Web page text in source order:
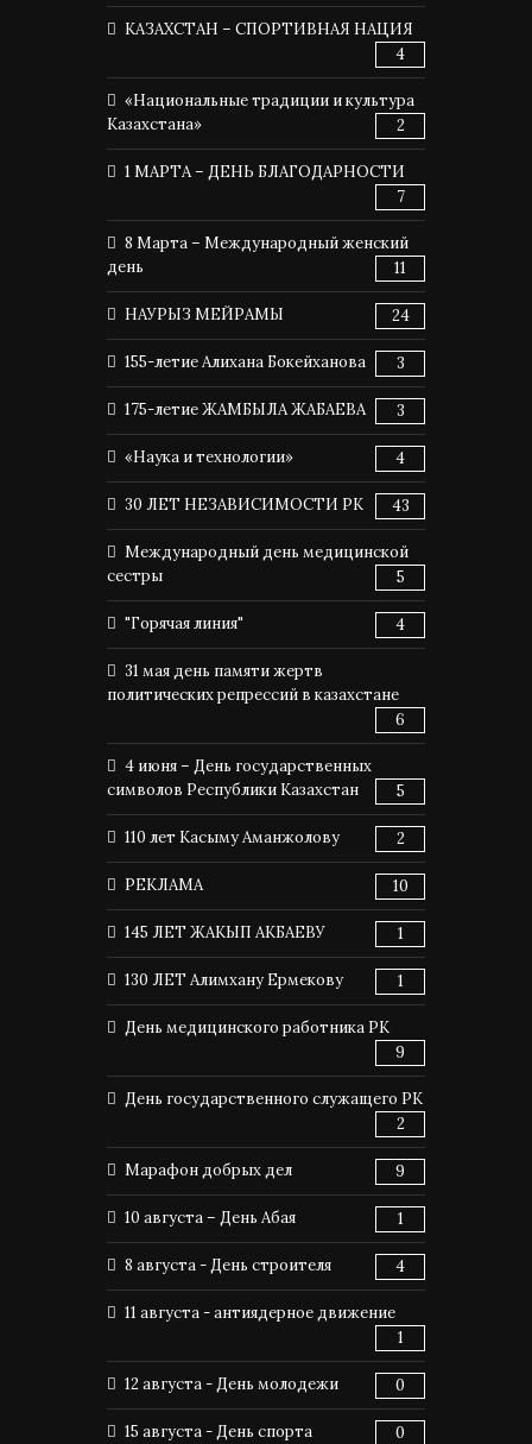
КАЗАХСТАН – СПОРТИВНАЯ НАЦИЯ
4
«Национальные традиции и культура
Казахстана»
2
1 МАРТА – ДЕНЬ БЛАГОДАРНОСТИ
7
8 Марта – Международный женский
день
11
НАУРЫЗ МЕЙРАМЫ 24
155-летие Алихана Бокейханова 3
175-летие ЖАМБЫЛА ЖАБАЕВА 3
«Наука и технологии» 4
30 ЛЕТ НЕЗАВИСИМОСТИ РК 43
Международный день медицинской
сестры
5
"Горячая линия" 4
31 мая день памяти жертв
политических репрессий в казахстане
6
4 июня – День государственных
символов Республики Казахстан
5
110 лет Касыму Аманжолову 2
РЕКЛАМА 10
145 ЛЕТ ЖАКЫП АКБАЕВУ 1
130 ЛЕТ Алимхану Ермекову 1
День медицинского работника РК
9
День государственного служащего РК
2
Марафон добрых дел 9
10 августа – День Абая 1
8 августа - День строителя 4
11 августа - антиядерное движение
1
12 августа - День молодежи 0
15 августа - День спорта 0